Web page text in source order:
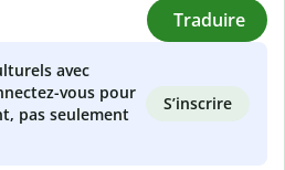
Traduire
avec
vous pour
pas seulement
S’inscrire